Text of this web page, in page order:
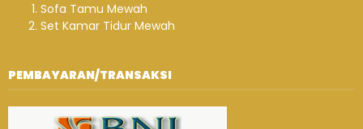
Sofa Tamu Mewah
Set Kamar Tidur Mewah
PEMBAYARAN/TRANSAKSI